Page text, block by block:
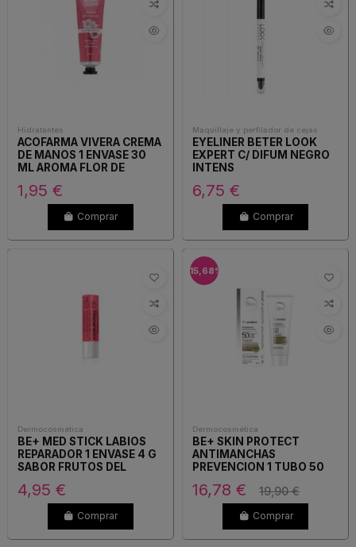
Hidratantes
ACOFARMA VIVERA CREMA
DE MANOS 1 ENVASE 30
ML AROMA FLOR DE
1,95 €
Comprar
Maquillaje y perfilador de cejas
EYELINER BETER LOOK
EXPERT C/ DIFUM NEGRO
INTENS
6,75 €
Comprar
Dermocosmética
BE+ MED STICK LABIOS
REPARADOR 1 ENVASE 4 G
SABOR FRUTOS DEL
4,95 €
Comprar
-15,68%
Dermocosmética
BE+ SKIN PROTECT
ANTIMANCHAS
PREVENCION 1 TUBO 50
16,78 € 19,90 €
Comprar